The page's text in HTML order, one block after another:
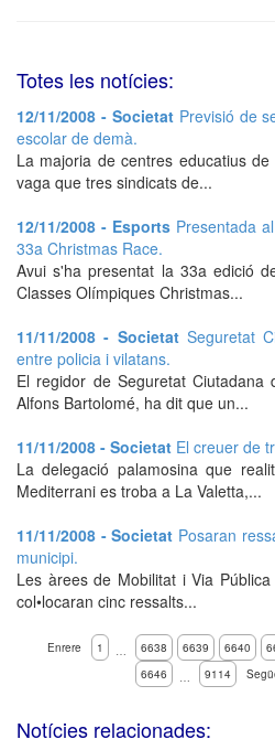
Totes les notícies:
12/11/2008 - Societat Previsió de
escolar de demà.
La majoria de centres educatius
vaga que tres sindicats de...
12/11/2008 - Esports Presentada
33a Christmas Race.
Avui s'ha presentat la 33a edició
Classes Olímpiques Christmas...
11/11/2008 - Societat Seguretat
entre policia i vilatans.
El regidor de Seguretat Ciutadana
Alfons Bartolomé, ha dit que un...
11/11/2008 - Societat El creuer de
La delegació palamosina que
Mediterrani es troba a La Valetta,...
11/11/2008 - Societat Posaran
municipi.
Les àrees de Mobilitat i Via
col•locaran cinc ressalts...
Enrere 1 … 6638 6639 6640
6646
… 9114
Notícies relacionades: